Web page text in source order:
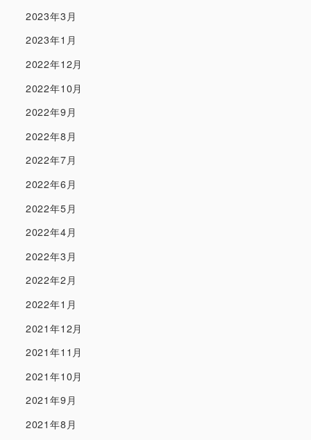
2023年3月
2023年1月
2022年12月
2022年10月
2022年9月
2022年8月
2022年7月
2022年6月
2022年5月
2022年4月
2022年3月
2022年2月
2022年1月
2021年12月
2021年11月
2021年10月
2021年9月
2021年8月